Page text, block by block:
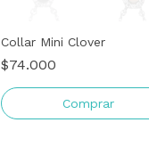
Collar Mini Clover
$74.000
Comprar